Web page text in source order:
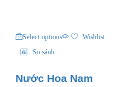
Select options
Wishlist
So sánh
Nước Hoa Nam